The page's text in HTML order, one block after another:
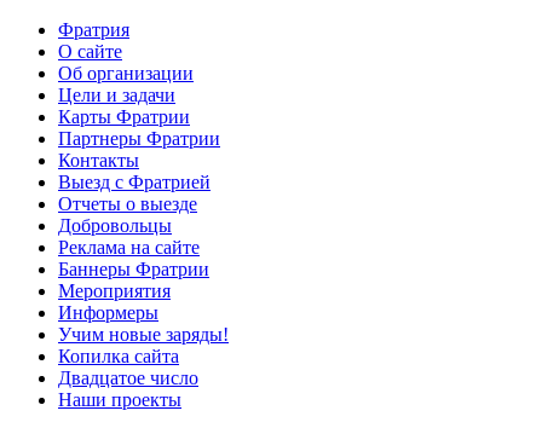
Фратрия
О сайте
Об организации
Цели и задачи
Карты Фратрии
Партнеры Фратрии
Контакты
Выезд с Фратрией
Отчеты о выезде
Добровольцы
Реклама на сайте
Баннеры Фратрии
Мероприятия
Информеры
Учим новые заряды!
Копилка сайта
Двадцатое число
Наши проекты